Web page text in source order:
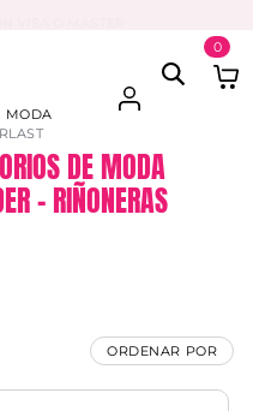
0
MODA
DE MODA
– RIÑONERAS
ORDENAR POR